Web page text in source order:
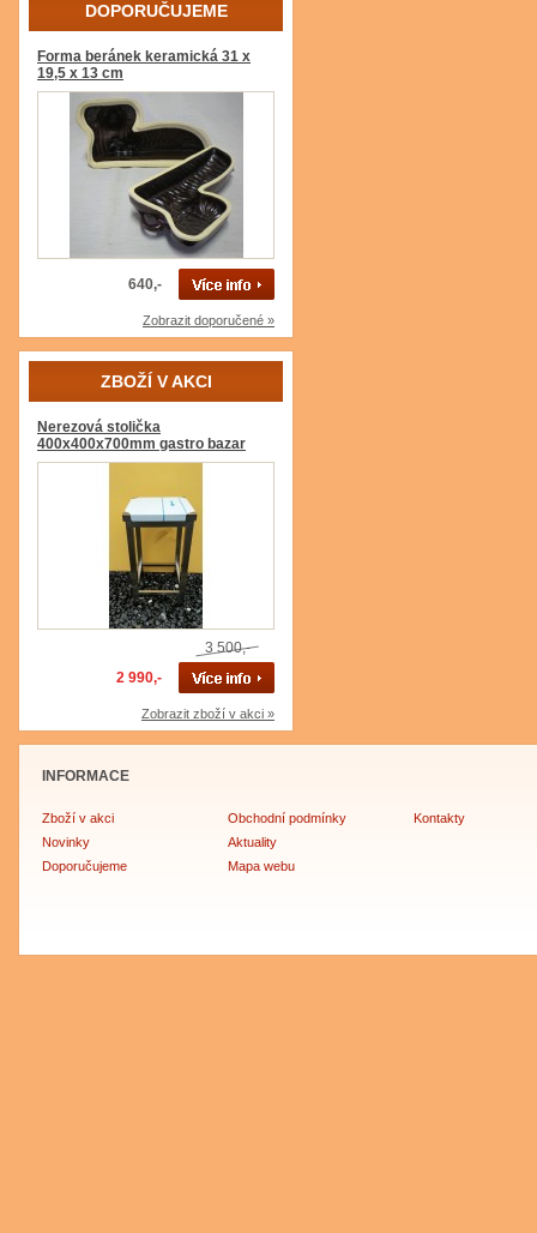
DOPORUČUJEME
Forma beránek keramická 31 x
19,5 x 13 cm
640,-
Zobrazit doporučené »
ZBOŽÍ V AKCI
Nerezová stolička
400x400x700mm gastro bazar
3 500,-
2 990,-
Zobrazit zboží v akci »
INFORMACE
Zboží v akci
Novinky
Doporučujeme
Obchodní podmínky
Aktuality
Mapa webu
Kontakty